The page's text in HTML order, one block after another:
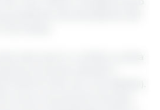
ristrutturazione del
del suino è crollato a causa
(il prezzo attuale è
di € al chilo vivo: incredibile!).
come una sorta di mercato